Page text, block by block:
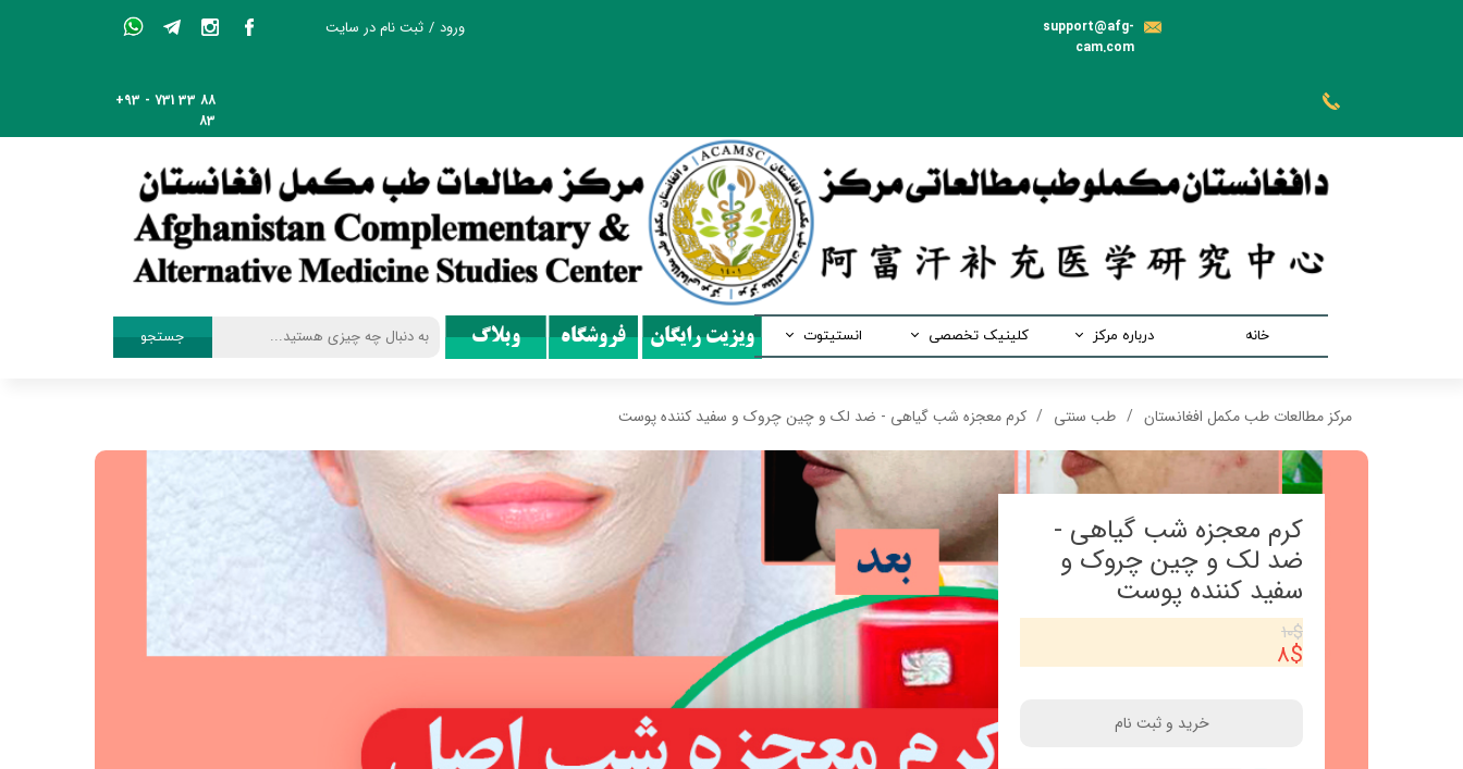
+93 - 731 33 88
83
support@afg-
cam.com
ورود / ثبت نام در سایت
خروج از حساب
کاربری
خانه درباره مرکز
هیئت موسس
اهداف مرکز
موافقت وزارت صحت عامه
اساسنامه مرکز
کلینیک تخصصی
بخش طب سوزنی
بخش طب هومیوپاتی
بخش طب سوجوک
بخش ماساژ
بخش اعمال یداوی
انستیتوت
آموزش طب سوزنی چین
آموزش طب سنتی چین
آموزش طب هومیوپاتی آلمان
آموزش طب سوجوک کوریا
آموزش اعمال یداوی
آموزش سایر روش های طب مکمل
جستجو فروشگاه وبلاگ ویزیت رایگان
مرکز مطالعات طب مکمل افغانستان طب سنتی کرم معجزه شب گیاهی - ضد لک و چین چروک و سفید کننده پوست
کرم معجزه شب گیاهی -
ضد لک و چین چروک و
سفید کننده پوست
۱۰$
۸$
خرید و ثبت نام